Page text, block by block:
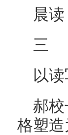
晨读
三
以
郝
格塑